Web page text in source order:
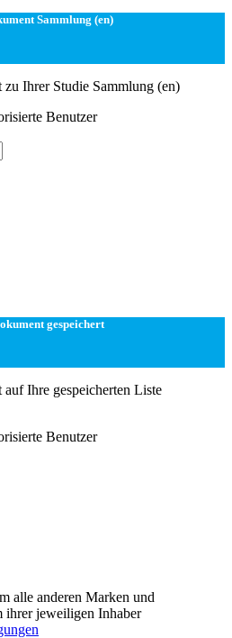
Sammlung (en)
zu Ihrer Studie Sammlung (en)
Benutzer
gespeichert
Ihre gespeicherten Liste
Benutzer
alle anderen Marken und
ihrer jeweiligen Inhaber